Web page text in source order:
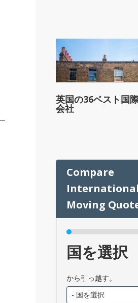
英国の36ベスト国
会社
国を選択
から引っ越す。